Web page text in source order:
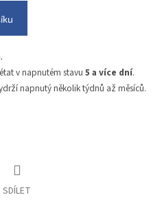
v napnutém stavu 5 a více dní.
napnutý několik týdnů až měsíců.
SDÍLET